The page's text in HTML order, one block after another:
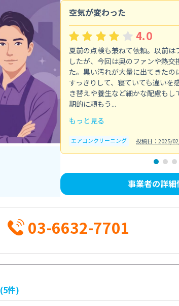
空気が変わった
4.0
夏前の点検も兼ねて依頼。以前
したが、今回は奥のファンや熱
た。黒い汚れが大量に出てきた
すっきりして、寝ていても違いを
き替えや養生など細かな配慮も
期的に頼もう...
もっと見る
エアコンクリーニング 投稿日：2025/
事業者の詳細
03-6632-7701
(5件)